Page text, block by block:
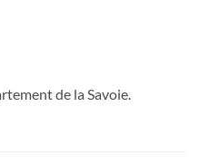
de la Savoie.